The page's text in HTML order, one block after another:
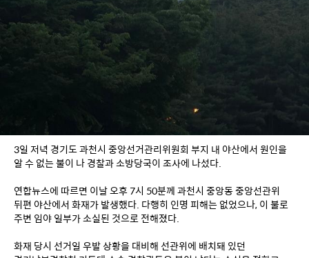
3일 저녁 경기도 과천시 중앙선거관리위원회 부지 내 야산에서 원인을
알 수 없는 불이 나 경찰과 소방당국이 조사에 나섰다.
연합뉴스에 따르면 이날 오후 7시 50분께 과천시 중앙동 중앙선관위
뒤편 야산에서 화재가 발생했다. 다행히 인명 피해는 없었으나, 이 불로
주변 임야 일부가 소실된 것으로 전해졌다.
화재 당시 선거일 우발 상황을 대비해 선관위에 배치돼 있던